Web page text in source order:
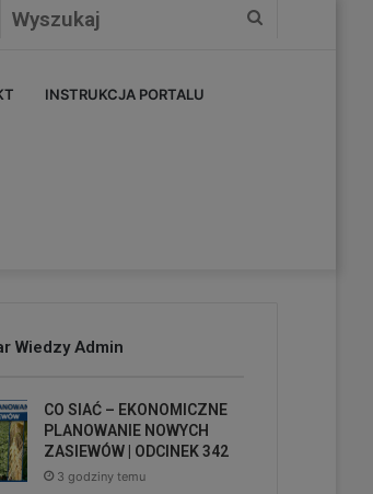
Wyszukaj
INSTRUKCJA PORTALU
Wiedzy Admin
CO SIAĆ – EKONOMICZNE
PLANOWANIE NOWYCH
ZASIEWÓW | ODCINEK 342
3 godziny temu